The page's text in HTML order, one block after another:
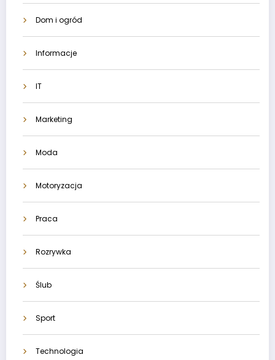
Dom i ogród
Informacje
IT
Marketing
Moda
Motoryzacja
Praca
Rozrywka
Ślub
Sport
Technologia